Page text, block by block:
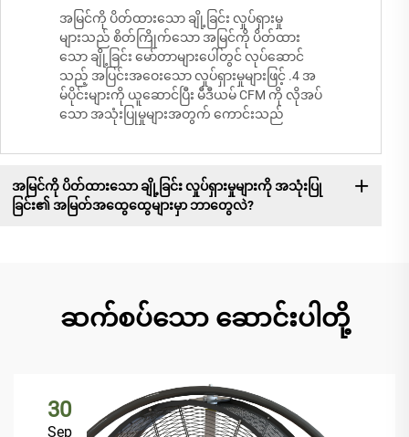
အမြင်ကို ပိတ်ထားသော ချို့ခြင်း လှုပ်ရှားမှု
များသည် စိတ်ကြိုက်သော အမြင်ကို ပိတ်ထား
သော ချို့ခြင်း မော်တာများပေါ်တွင် လုပ်ဆောင်
သည့် အပြင်းအဝေးသော လှုပ်ရှားမှုများဖြင့် .4 အ
မ်ပိုင်းများကို ယူဆောင်ပြီး မီဒီယမ် CFM ကို လိုအပ်
သော အသုံးပြုမှုများအတွက် ကောင်းသည်
အမြင်ကို ပိတ်ထားသော ချို့ခြင်း လှုပ်ရှားမှုများကို အသုံးပြု
ခြင်း၏ အမြတ်အထွေထွေများမှာ ဘာတွေလဲ?
ဆက်စပ်သော ဆောင်းပါတို့
30
Sep